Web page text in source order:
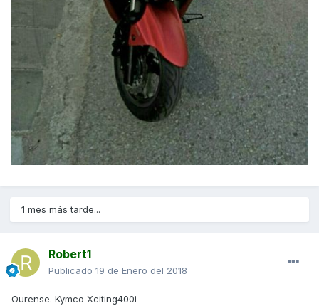
1 mes más tarde...
Robert1
Publicado 19 de Enero del 2018
Ourense. Kymco Xciting400i